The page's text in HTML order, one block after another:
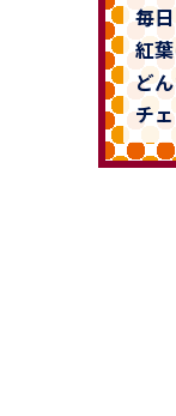
毎
紅
ど
チ